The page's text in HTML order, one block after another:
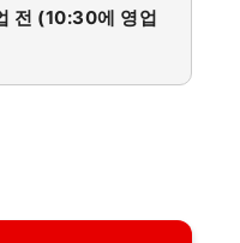
전 (10:30에 영업